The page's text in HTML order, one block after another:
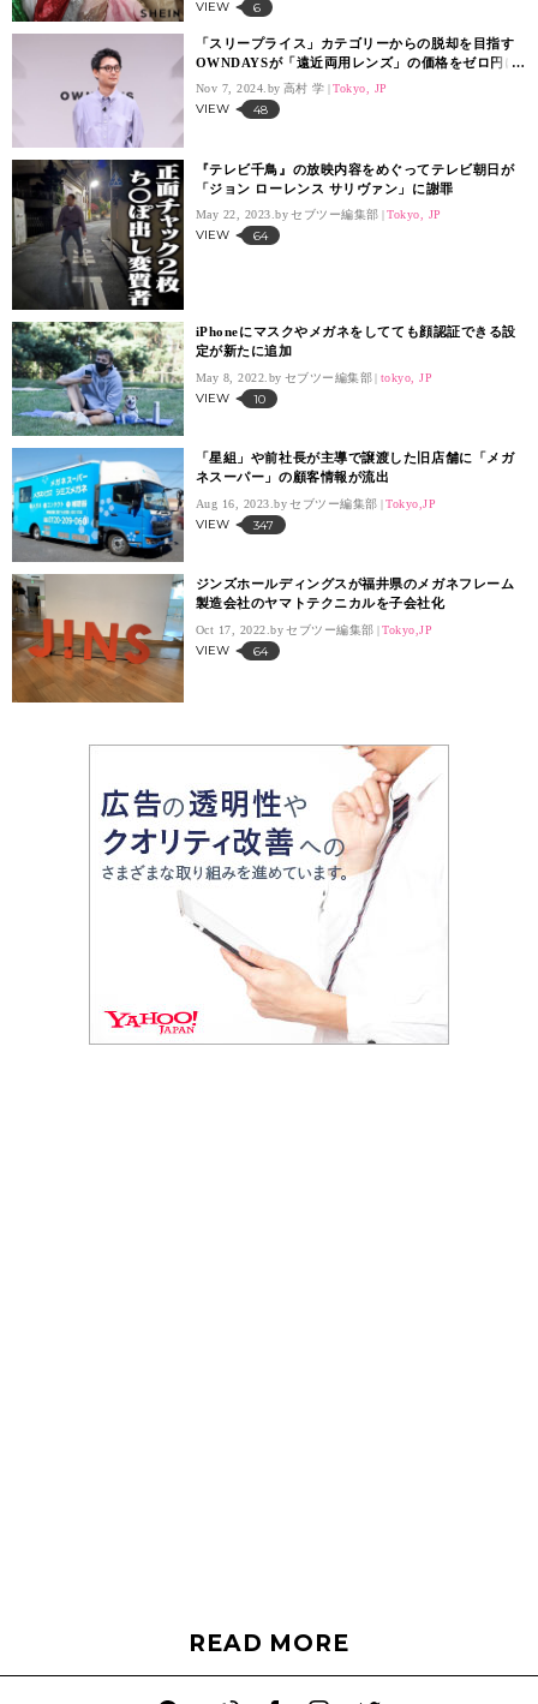
VIEW 6
「スリープライス」カテゴリーからの脱却を目指す
OWNDAYSが「遠近両用レンズ」の価格をゼロ円に
改定
Nov 7, 2024. 高村 学 Tokyo, JP
VIEW 48
『テレビ千鳥』の放映内容をめぐってテレビ朝日が
「ジョン ローレンス サリヴァン」に謝罪
May 22, 2023. セブツー編集部 Tokyo, JP
VIEW 64
iPhoneにマスクやメガネをしてても顔認証できる設
定が新たに追加
May 8, 2022. セブツー編集部 tokyo, JP
VIEW 10
「星組」や前社長が主導で譲渡した旧店舗に「メガ
ネスーパー」の顧客情報が流出
Aug 16, 2023. セブツー編集部 Tokyo,JP
VIEW 347
ジンズホールディングスが福井県のメガネフレーム
製造会社のヤマトテクニカルを子会社化
Oct 17, 2022. セブツー編集部 Tokyo,JP
VIEW 64
READ MORE